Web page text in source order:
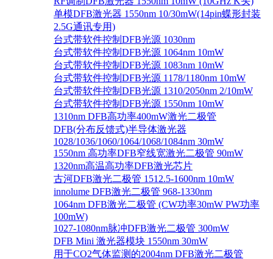
单模DFB激光器 1550nm 10/30mW(14pin蝶形封装
2.5G通讯专用)
台式带软件控制DFB光源 1030nm
台式带软件控制DFB光源 1064nm 10mW
台式带软件控制DFB光源 1083nm 10mW
台式带软件控制DFB光源 1178/1180nm 10mW
台式带软件控制DFB光源 1310/2050nm 2/10mW
台式带软件控制DFB光源 1550nm 10mW
1310nm DFB高功率400mW激光二极管
DFB(分布反馈式)半导体激光器
1028/1036/1060/1064/1068/1084nm 30mW
1550nm 高功率DFB窄线宽激光二极管 90mW
1320nm高温高功率DFB激光芯片
古河DFB激光二极管 1512.5-1600nm 10mW
innolume DFB激光二极管 968-1330nm
1064nm DFB激光二极管 (CW功率30mW PW功率
100mW)
1027-1080nm脉冲DFB激光二极管 300mW
DFB Mini 激光器模块 1550nm 30mW
用于CO2气体监测的2004nm DFB激光二极管